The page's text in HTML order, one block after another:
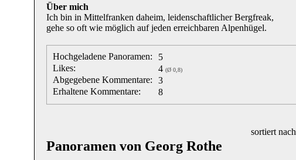
Über mich
Ich bin in Mittelfranken daheim, leidenschaftlicher Bergfreak,
gehe so oft wie möglich auf jeden erreichbaren Alpenhügel.
Hochgeladene Panoramen:
5
Likes:
4 (Ø 0,8)
Abgegebene Kommentare:
3
Erhaltene Kommentare:
8
Panoramen von Georg Rothe
sortiert nach